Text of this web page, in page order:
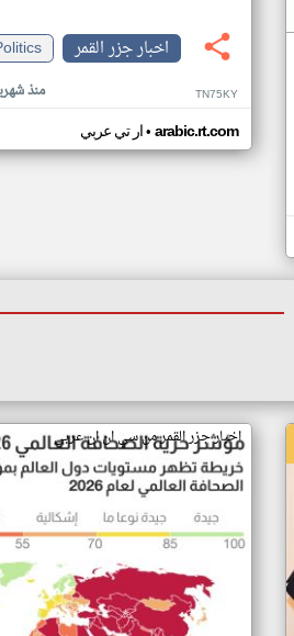
اخبار جزر القمر
منذ TN75KY
ار تي عربي• arabic.rt.com
اخبار جزر القمر من سي ان ان عربي